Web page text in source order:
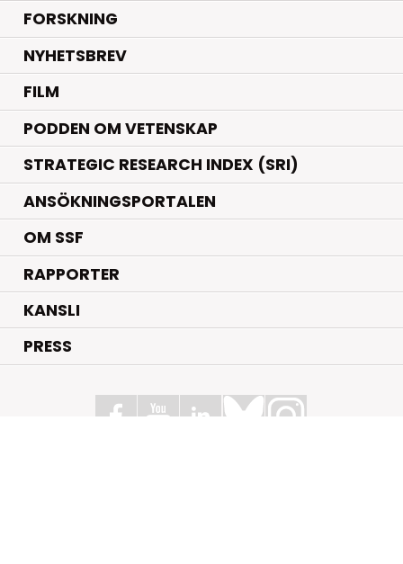
FORSKNING.
NYHETSBREV
FILM
PODDEN OM VETENSKAP
STRATEGIC RESEARCH INDEX (SRI)
ANSÖKNINGSPORTALEN
OM SSF
RAPPORTER
KANSLI
PRESS